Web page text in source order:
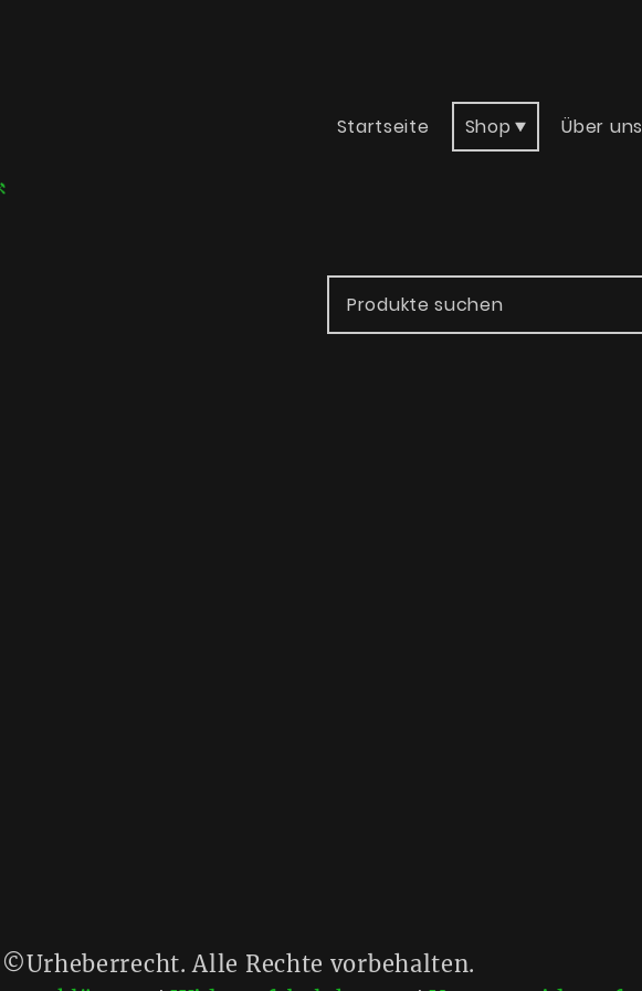
Startseite Shop Über uns
©Urheberrecht. Alle Rechte vorbehalten.